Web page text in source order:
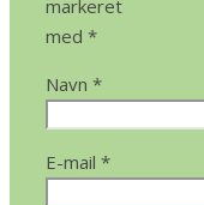
markeret
med *
Navn *
E-mail *